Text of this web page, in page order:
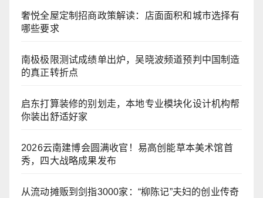
奢悦全屋定制招商政策解读：店面面积和城市选择有
哪些要求
南极极限测试成绩单出炉，吴晓波频道预判中国制造
的真正转折点
启东打算装修的别划走，本地专业模块化设计机构帮
你装出舒适好家
2026云南建博会圆满收官！易高创能草本美术馆首
秀，四大战略成果发布
从流动摊贩到剑指3000家：“柳陈记”夫妇的创业传奇